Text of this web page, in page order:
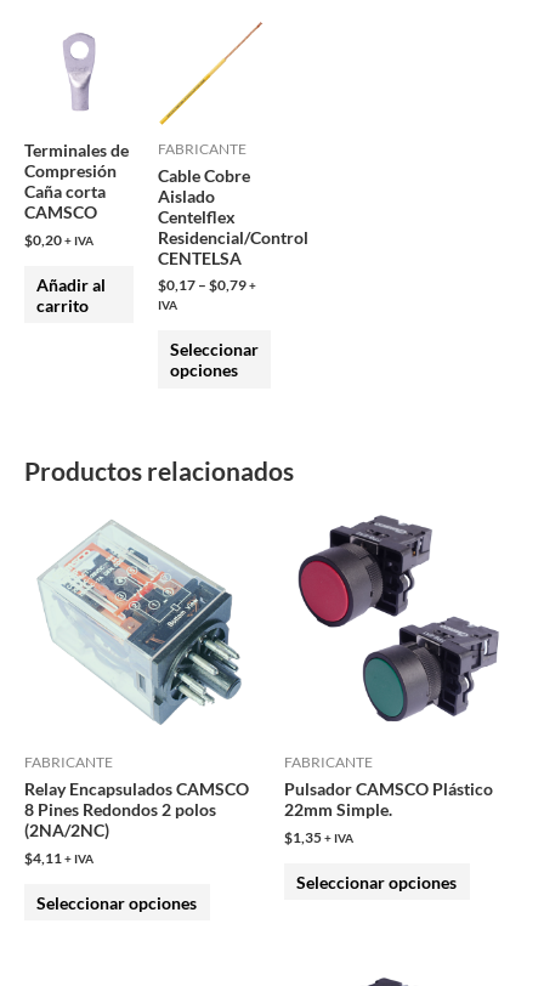
Terminales de
Compresión
Caña corta
CAMSCO
$0,20+ IVA
Añadir al
carrito
FABRICANTE
Cable Cobre
Aislado
Centelflex
Residencial/Control
CENTELSA
$0,17– $0,79+
IVA
Seleccionar
opciones
producto
tiene
múltiples
variantes.
Las
opciones
se
elegir
Productos relacionados
FABRICANTE
Relay Encapsulados CAMSCO
8 Pines Redondos 2 polos
(2NA/2NC)
$4,11 + IVA
Seleccionar opciones
tiene
múltiples
variantes.
Las
opciones
elegir
en
FABRICANTE
Pulsador CAMSCO Plástico
22mm Simple.
$1,35+ IVA
Seleccionar opciones
variantes.
Las
opciones
elegir